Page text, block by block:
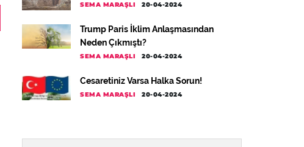
SEMA MARAŞLI 20-04-2024
Trump Paris İklim Anlaşmasından
Neden Çıkmıştı?
SEMA MARAŞLI 20-04-2024
Cesaretiniz Varsa Halka Sorun!
SEMA MARAŞLI 20-04-2024